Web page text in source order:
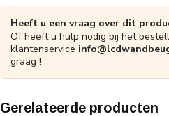
Heeft u een vraag over dit
Of heeft u hulp nodig bij het
klantenservice
graag !
Gerelateerde producten